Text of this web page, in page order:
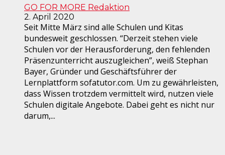
GO FOR MORE Redaktion
2. April 2020
Seit Mitte März sind alle Schulen und Kitas
bundesweit geschlossen. “Derzeit stehen viele
Schulen vor der Herausforderung, den fehlenden
Präsenzunterricht auszugleichen”, weiß Stephan
Bayer, Gründer und Geschäftsführer der
Lernplattform sofatutor.com. Um zu gewährleisten,
dass Wissen trotzdem vermittelt wird, nutzen viele
Schulen digitale Angebote. Dabei geht es nicht nur
darum,...